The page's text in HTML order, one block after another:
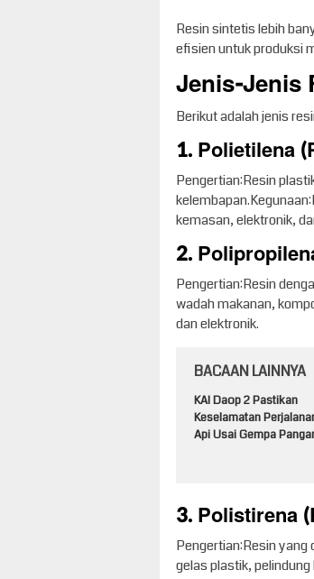
Resin sintetis lebih
efisien untuk produksi
Jenis-Jenis
Berikut adalah jenis
1. Polietilena
Pengertian:Resin
kemasan, elektronik,
2.
Pengertian:Resin
wadah makanan,
dan elektronik.
BACAAN LAINNYA
KAI Daop 2 Pastikan
Keselamatan
Api Usai Gempa
3. Polistirena
Pengertian:Resin yang
gelas plastik,